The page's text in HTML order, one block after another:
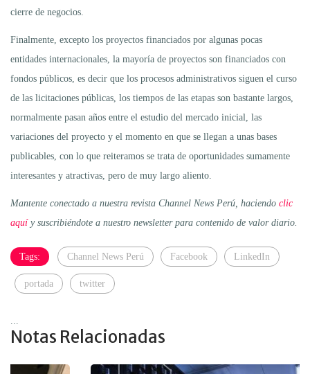
cierre de negocios.
Finalmente, excepto los proyectos financiados por algunas pocas
entidades internacionales, la mayoría de proyectos son financiados con
fondos públicos, es decir que los procesos administrativos siguen el curso
de las licitaciones públicas, los tiempos de las etapas son bastante largos,
normalmente pasan años entre el estudio del mercado inicial, las
variaciones del proyecto y el momento en que se llegan a unas bases
publicables, con lo que reiteramos se trata de oportunidades sumamente
interesantes y atractivas, pero de muy largo aliento.
Mantente conectado a nuestra revista Channel News Perú, haciendo clic
aquíy suscribiéndote a nuestro newsletter para contenido de valor diario.
Tags: Channel News Perú Facebook LinkedIn
portada twitter
Notas Relacionadas